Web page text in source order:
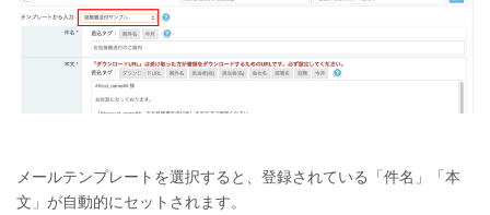
メールテンプレートを選択すると、登録されている「件名」「本
文」が自動的にセットされます。